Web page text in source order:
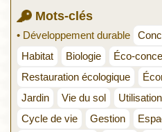
Mots-clés
• Développement durable
Habitat
Biologie
Éco-
Restauration écologique
Jardin
Vie du sol
Cycle de vie
Gestion